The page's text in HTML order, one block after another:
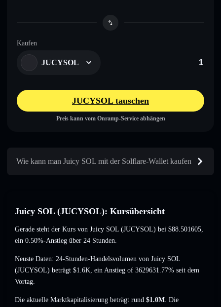
Kaufen
JUCYSOL
JUCYSOL tauschen
Preis kann vom Onramp-Service abhängen
Wie kann man Juicy SOL mit der Solflare-Wallet kaufen
Juicy SOL (JUCYSOL): Kursübersicht
Gerade steht der Kurs von Juicy SOL (JUCYSOL) bei $88.501605,
ein 0.50%-Anstieg über 24 Stunden.
Neuste Daten: 24-Stunden-Handelsvolumen von Juicy SOL
(JUCYSOL) beträgt $1.6K, ein Anstieg of 3629631.77% seit dem
Vortag.
Die aktuelle Marktkapitalisierung beträgt rund $1.0M. Die